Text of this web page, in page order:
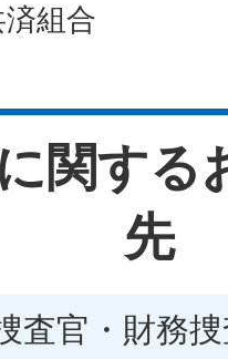
済組合
関する
先
査官・財務